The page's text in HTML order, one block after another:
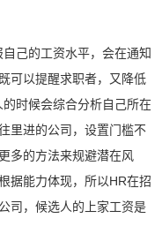
己的工资水平，会在通知
可以提醒求职者，又降低
时候会综合分析自己所在
里进的公司，设置门槛不
多的方法来规避潜在风
据能力体现，所以HR在招
司，候选人的上家工资是